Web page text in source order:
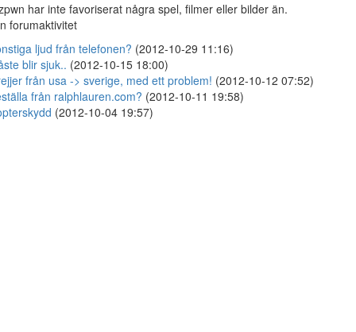
har inte favoriserat några spel, filmer eller bilder än.
forumaktivitet
ljud från telefonen? (2012-10-29 11:16)
blir sjuk.. (2012-10-15 18:00)
från usa -> sverige, med ett problem! (2012-10-12 07:52)
från ralphlauren.com? (2012-10-11 19:58)
(2012-10-04 19:57)